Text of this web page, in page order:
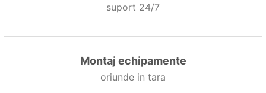
suport 24/7
Montaj echipamente
oriunde in tara